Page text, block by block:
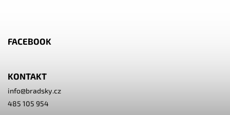
FACEBOOK
KONTAKT
info@bradsky.cz
485 105 954